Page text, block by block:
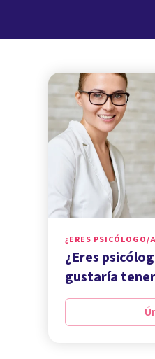
¿ERES PSICÓLOGO/
¿Eres
gustaría